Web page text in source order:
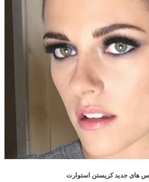
های جدید کریستن استوارت